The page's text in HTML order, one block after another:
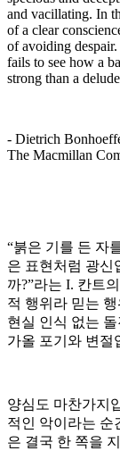
and vacillating. In
of a clear
of avoiding
fails to see how a
strong than a
- Dietrich
The Macmillan
“붉은 기를 든 자
은 표현처럼 광신
까?”라는 I. 칸트
적 행위라 믿는
현실 인식 없는
가올 포기와 변절
양심도 마찬가지
적인 악이라는 순
은 결국 한 쪽을